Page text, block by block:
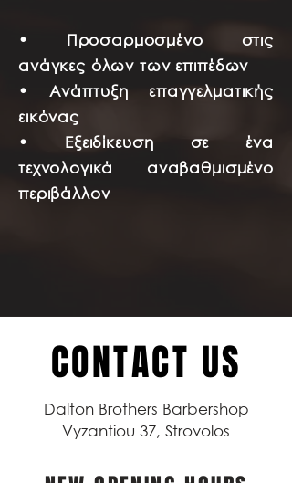
• Προσαρμοσμένο στις
ανάγκες όλων των επιπέδων
• Ανάπτυξη επαγγελματικής
εικόνας
• Εξειδίκευση σε ένα
τεχνολογικά αναβαθμισμένο
περιβάλλον
CONTACT US
Dalton Brothers Barbershop
Vyzantiou 37, Strovolos